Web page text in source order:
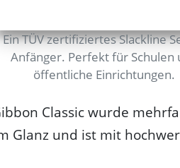
Ein TÜV zertifiziertes Slackline
Anfänger. Perfekt für Schulen
öffentliche Einrichtungen.
Classic wurde
Glanz und ist mit